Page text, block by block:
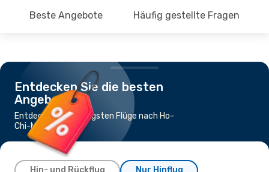
Beste Angebote Häufig gestellte Fragen
Entdecken Sie die besten
Angebote
Entdecke die günstigsten Flüge nach Ho-
Chi-Minh-Stadt
Hin- und Rückflug Nur Hinflug